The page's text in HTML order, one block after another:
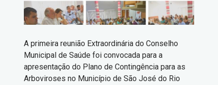
A primeira reunião Extraordinária do Conselho
Municipal de Saúde foi convocada para a
apresentação do Plano de Contingência para as
Arboviroses no Município de São José do Rio